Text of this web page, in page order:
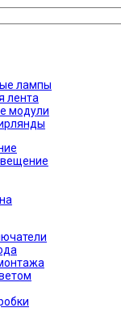
лампы
лента
модули